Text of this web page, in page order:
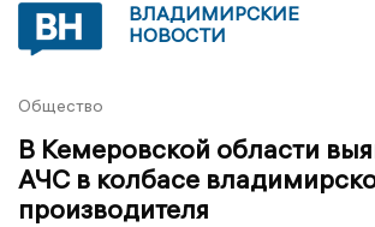
ВЛАДИМИРСКИЕ
НОВОСТИ
Общество
В Кемеровской области
АЧС в колбасе
производителя